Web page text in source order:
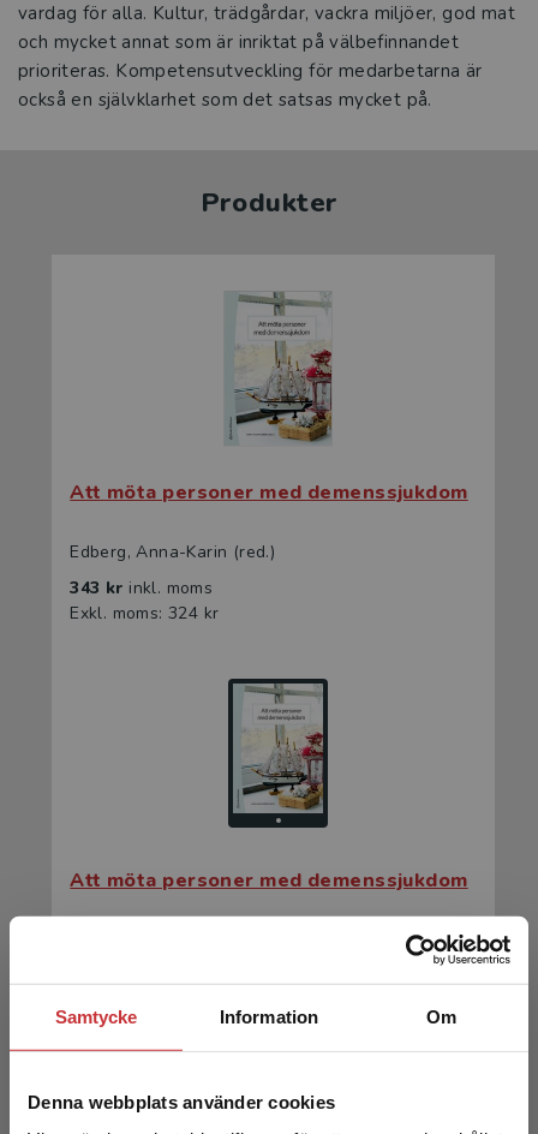
Samtycke Information Om
Denna webbplats använder cookies
vardag för alla. Kultur, trädgårdar, vackra miljöer, god mat
och mycket annat som är inriktat på välbefinnandet
prioriteras. Kompetensutveckling för medarbetarna är
också en självklarhet som det satsas mycket på.
Produkter
Att möta personer med demenssjukdom
Edberg, Anna-Karin (red.)
343 kr inkl. moms
Exkl. moms: 324 kr
Att möta personer med demenssjukdom